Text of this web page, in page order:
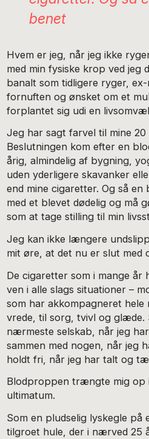
benet
Hvem er jeg, når jeg ikke
med min fysiske krop ved jeg
banalt som tidligere ryger,
fornuften og ønsket om et
forplantet sig udi en
Jeg har sagt farvel til mine
Beslutningen kom efter en
årig, almindelig af bygning,
uden yderligere skavanker
end mine cigaretter. Og så
med et blevet dødelig og må
som at tage stilling til min
Jeg kan ikke længere
mit øre, at det nu er slut med
De cigaretter som i mange
ven i alle slags situationer –
som har akkompagneret
vrede, til sorg, tvivl og
nærmeste selskab, når jeg
sammen med nogen, når jeg
holdt fri, når jeg har talt og
Blodproppen trængte mig op
ultimatum.
Som en pludselig lyskegle på
tilgroet hule, der i nærved 25